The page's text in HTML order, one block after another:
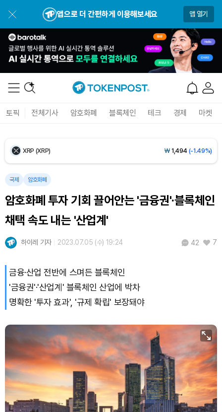
앱으로 더 간편하게 이용해보세요 앱 열기
토픽 전체기사 암호화폐 블록체인 테크 경제 마켓
Ethereum (ETH) ₩2,720,426(+2.51%)
Tether USDt (USDT) ₩1,421(-0.02%)
Solana (SOL) 105,251 (+0.21%)
TRON (TRX)
Hyperliquid (HYPE) ₩ 79,411(-1.83%)
Dogecoin (DOGE)
국제 암호화폐
암호화폐 투자 기회 끌어안는 '금융권'·블록체인
채택 속도 내는 '산업계'
하이레 기자 2023.07.05 (수) 19:24 42 7
금융·산업 전반에 스며든 블록체인
'금융권'·'산업계' 블록체인 산업에 박차
명확한 '투자 효과', '규제 확립' 보장돼야